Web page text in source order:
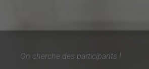
On cherche des participants !